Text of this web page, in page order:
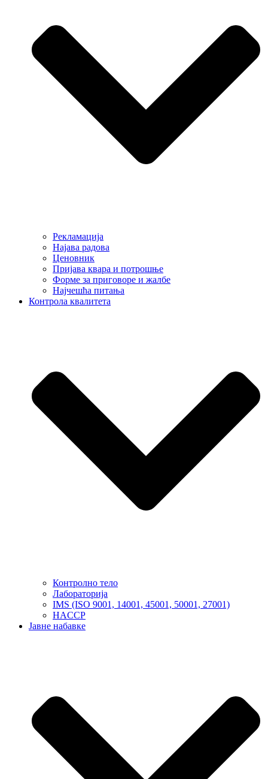
Рекламација
Најава радова
Ценовник
Пријава квара и потрошње
Форме за приговоре и жалбе
Најчешћа питања
Контрола квалитета
Контролно тело
Лабораторија
IMS (ISO 9001, 14001, 45001, 50001, 27001)
HACCP
Јавне набавке